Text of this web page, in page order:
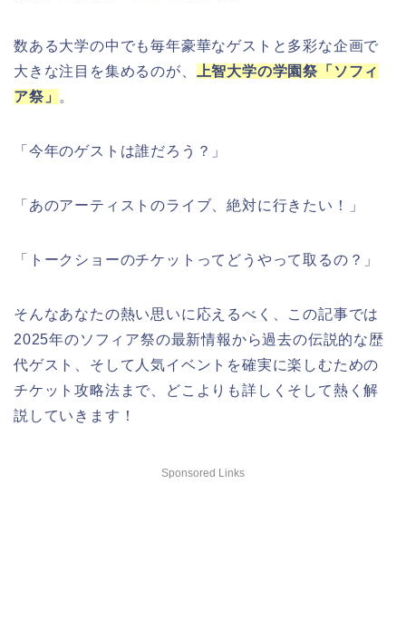
数ある大学の中でも毎年豪華なゲストと多彩な企画で
大きな注目を集めるのが、
上智大学の学園祭「ソフィ
ア祭」 。
「今年のゲストは誰だろう？」
「あのアーティストのライブ、絶対に行きたい！」
「トークショーのチケットってどうやって取るの？」
そんなあなたの熱い思いに応えるべく、この記事では
2025年のソフィア祭の最新情報から過去の伝説的な歴
代ゲスト、そして人気イベントを確実に楽しむための
チケット攻略法まで、どこよりも詳しくそして熱く解
説していきます！
Sponsored Links